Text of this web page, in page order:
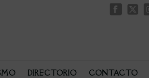
DIRECTORIO CONTACTO